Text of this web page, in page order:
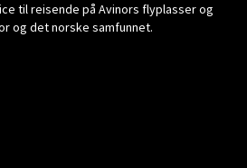
til reisende på Avinors flyplasser og
og det norske samfunnet.